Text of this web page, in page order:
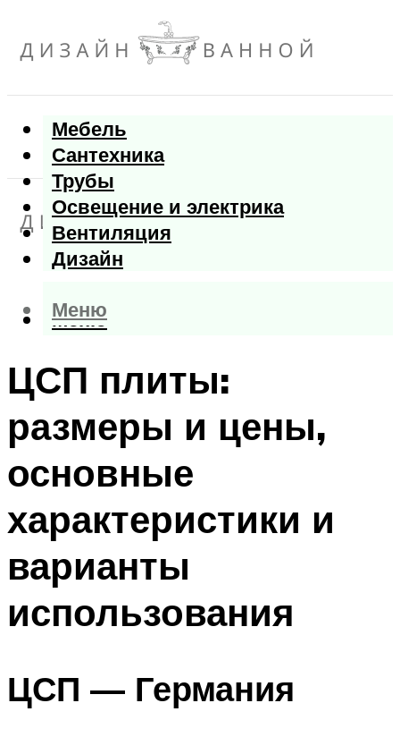
Мебель
Сантехника
Трубы
Освещение и электрика
Вентиляция
Дизайн
Меню
Меню
ЦСП плиты:
размеры и цены,
основные
характеристики и
варианты
использования
ЦСП — Германия